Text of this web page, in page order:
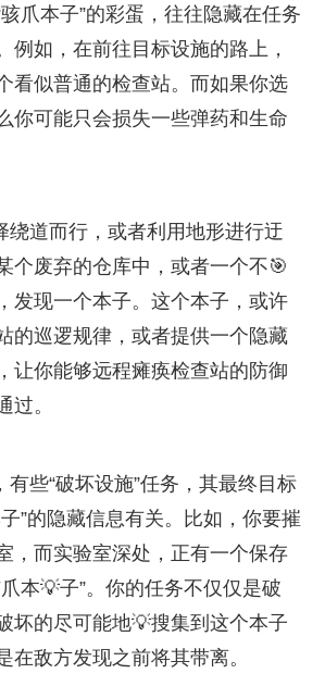
爪本子”的彩蛋，往往隐藏在任务
例如，在前往目标设施的路上，
看似普通的检查站。而如果你选
你可能只会损失一些弹药和生命
绕道而行，或者利用地形进行迂
个废弃的仓库中，或者一个不🎯
发现一个本子。这个本子，或许
的巡逻规律，或者提供一个隐藏
让你能够远程瘫痪检查站的防御
过。
有些“破坏设施”任务，其最终目标
”的隐藏信息有关。比如，你要摧
，而实验室深处，正有一个保存
本💡子”。你的任务不仅仅是破
坏的尽可能地💡搜集到这个本子
在敌方发现之前将其带离。